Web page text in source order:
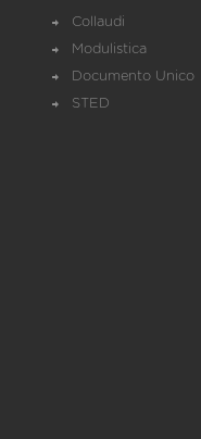
Collaudi
Modulistica
Documento Unico
STED